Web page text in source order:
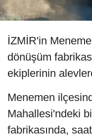
İZMİR'in
dönüşüm
ekiplerinin
Menemen
Mahallesi'ndeki
fabrikasında,